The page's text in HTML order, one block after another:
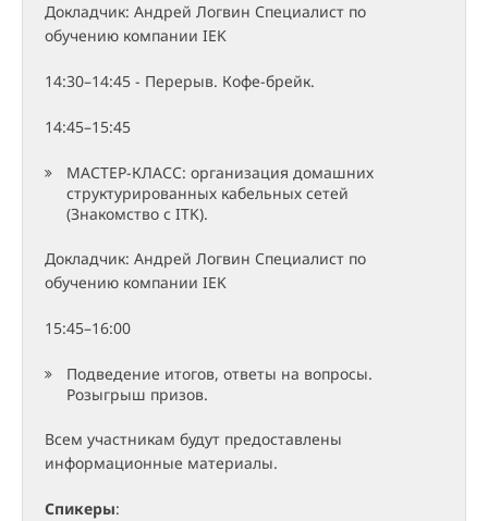
Докладчик: Андрей Логвин Специалист по
обучению компании IEK
14:30–14:45 - Перерыв. Кофе-брейк.
14:45–15:45
МАСТЕР-КЛАСС: организация домашних
структурированных кабельных сетей
(Знакомство с ITK).
Докладчик: Андрей Логвин Специалист по
обучению компании IEK
15:45–16:00
Подведение итогов, ответы на вопросы.
Розыгрыш призов.
Всем участникам будут предоставлены
информационные материалы.
Спикеры: